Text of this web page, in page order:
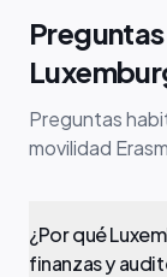
Preguntas
movilidad
¿Por qué
finanzas y